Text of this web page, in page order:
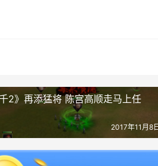
2》再添猛将 陈宫高顺走马上任
2017年11月8